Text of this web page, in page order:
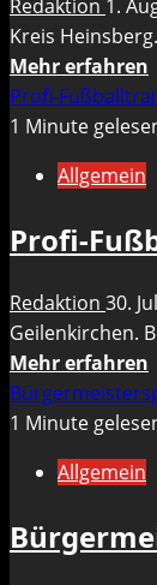
Redaktion 1.
Kreis
Mehr erfahren
Profi-
1 Minute
Allgemein
Profi-
Redaktion 30.
Geilenkirchen.
Mehr erfahren
1 Minute
Allgemein